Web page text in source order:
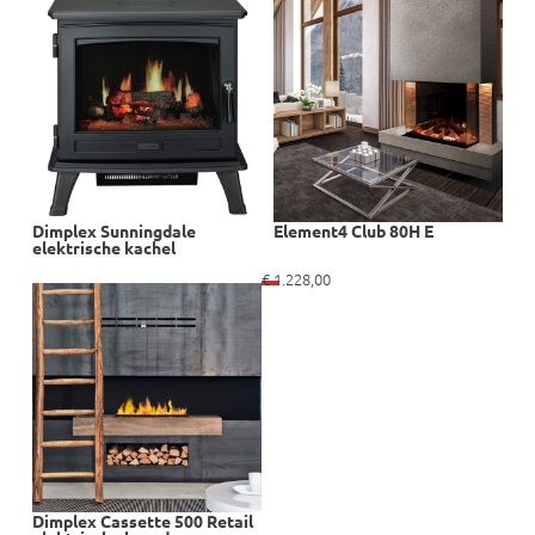
Dimplex Sunningdale
elektrische kachel
Element4 Club 80H E
Dimplex Cassette 500 Retail
€1.228,00